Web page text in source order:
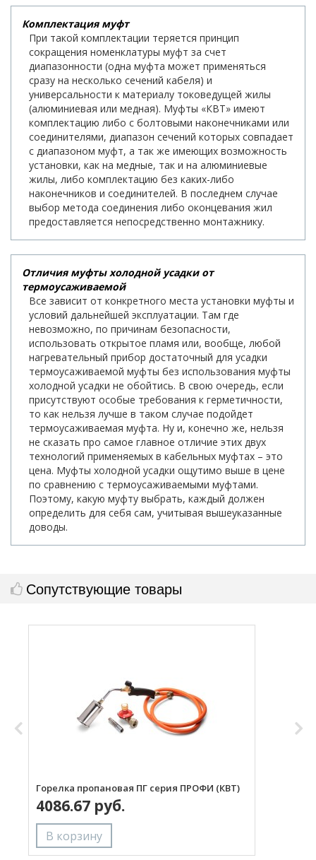
Комплектация муфт
При такой комплектации теряется принцип
сокращения номенклатуры муфт за счет
диапазонности (одна муфта может применяться
сразу на несколько сечений кабеля) и
универсальности к материалу токоведущей жилы
(алюминиевая или медная). Муфты «КВТ» имеют
комплектацию либо с болтовыми наконечниками или
соединителями, диапазон сечений которых совпадает
с диапазоном муфт, а так же имеющих возможность
установки, как на медные, так и на алюминиевые
жилы, либо комплектацию без каких-либо
наконечников и соединителей. В последнем случае
выбор метода соединения либо оконцевания жил
предоставляется непосредственно монтажнику.
Отличия муфты холодной усадки от
термоусаживаемой
Все зависит от конкретного места установки муфты и
условий дальнейшей эксплуатации. Там где
невозможно, по причинам безопасности,
использовать открытое пламя или, вообще, любой
нагревательный прибор достаточный для усадки
термоусаживаемой муфты без использования муфты
холодной усадки не обойтись. В свою очередь, если
присутствуют особые требования к герметичности,
то как нельзя лучше в таком случае подойдет
термоусаживаемая муфта. Ну и, конечно же, нельзя
не сказать про самое главное отличие этих двух
технологий применяемых в кабельных муфтах – это
цена. Муфты холодной усадки ощутимо выше в цене
по сравнению с термоусаживаемыми муфтами.
Поэтому, какую муфту выбрать, каждый должен
определить для себя сам, учитывая вышеуказанные
доводы.
Сопутствующие товары
Горелка пропановая ПГ серия ПРОФИ (КВТ)
4086.67 руб.